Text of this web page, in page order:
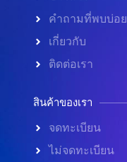
คำถามที่พบบ่อย
เกี่ยวกับ
ติดต่อเรา
สินค้าของเรา
จดทะเบียน
ไม่จดทะเบียน